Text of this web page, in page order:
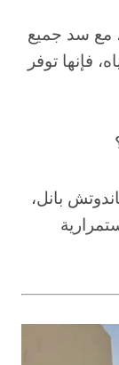
مع سد جميع
فإنها توفر
بانل،